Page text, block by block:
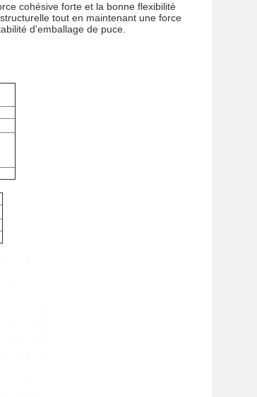
cohésive forte et la bonne flexibilité
tout en maintenant une force
d'emballage de puce.